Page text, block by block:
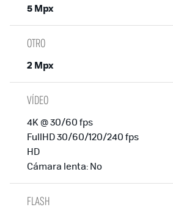
5 Mpx
OTRO
2 Mpx
VÍDEO
4K @ 30/60 fps
FullHD 30/60/120/240 fps
HD
Cámara lenta: No
FLASH